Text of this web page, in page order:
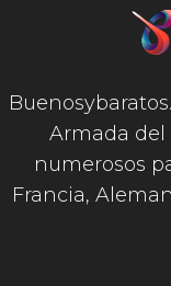
Armada del
numerosos
Francia,